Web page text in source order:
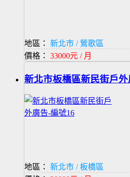
地區：
新北市 / 鶯歌區
價格： 33000元 / 月
新北市板橋區新民街戶外
地區：
新北市 / 板橋區